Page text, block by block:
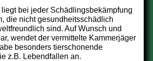
bei jeder Schädlingsbekämpfung
die nicht gesundheitsschädlich
sind. Auf Wunsch und
wendet der vermittelte Kammerjäger
besonders tierschonende
z.B. Lebendfallen an.